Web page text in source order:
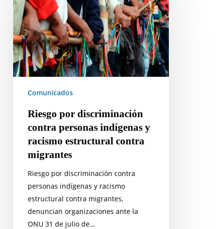
por
discriminación
contra
personas
indígenas
y
estructural
contra
Comunicados
Riesgo por discriminación
contra personas indígenas y
racismo estructural contra
migrantes
Riesgo por discriminación contra
personas indígenas y racismo
estructural contra migrantes,
denuncian organizaciones ante la
ONU 31 de julio de…